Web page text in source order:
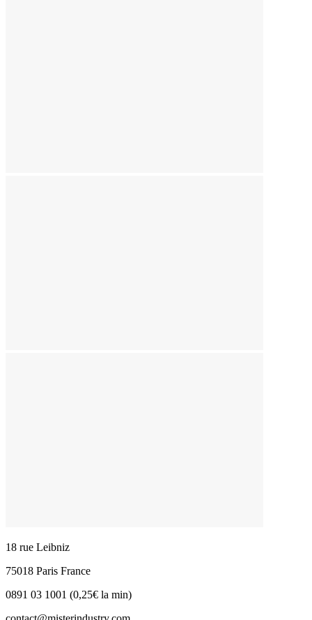
18 rue Leibniz
75018 Paris France
0891 03 1001 (0,25€ la min)